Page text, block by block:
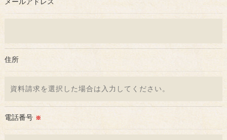
＜個人情報の開示･訂正・削除･利用停止の手続について＞
個人情報の開示･訂正･削除・利用停止の具体的手続きにつきま
しては、お電話でお問合せ下さい。
メールアドレス
住所
電話番号 ※